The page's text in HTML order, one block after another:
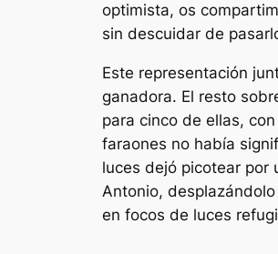
optimista, os
sin descuidar de
Este representación
ganadora. El resto
para cinco de ellas,
faraones no había
luces dejó picotear por
Antonio,
en focos de luces